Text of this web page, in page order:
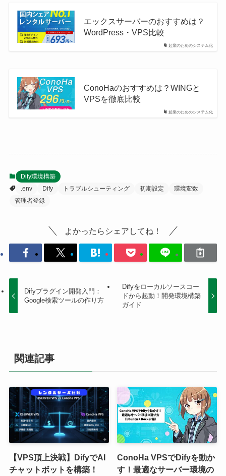
起業のためのシステム化
エックスサーバーのおすすめは？
WordPress・VPS比較
起業のためのシステム化
ConoHaのおすすめは？WINGと
VPSを徹底比較
Dify環境構築
.env
Dify トラブルシューティング 初期設定
環境変数
管理者登録
よかったらシェアしてね！
Difyプラグイン開発入門：
Google検索ツールの作り方
Difyをローカルソースコー
ドから起動！開発環境構築
ガイド
関連記事
【VPS頂上決戦】DifyでAI
チャットボットを構築！
ConoHa VPSでDifyを動か
す！最適なサーバー環境の